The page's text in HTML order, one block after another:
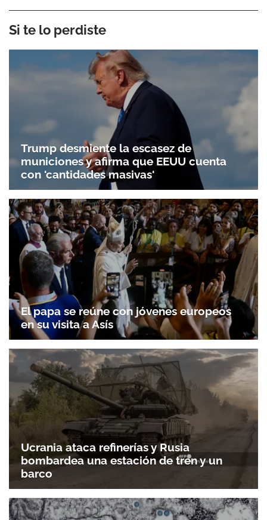
Si te lo perdiste
Trump desmiente la escasez de
municiones y afirma que EEUU cuenta
con 'cantidades masivas'
El papa se reúne con jóvenes europeos
en su visita a Asís
Ucrania ataca refinerías y Rusia
bombardea una estación de tren y un
barco